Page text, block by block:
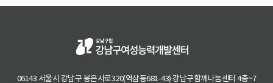
페
이
이
막
06143 서울시 강남구 봉은사로320(역삼동681-43) 강남구함께나눔센터 4층~7